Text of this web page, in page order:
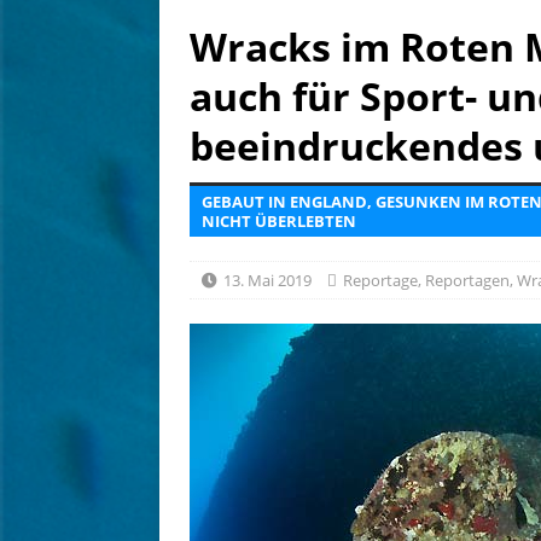
NEWS
[ 4. August 2026 ]
[ 3. August 2026 ]
Ins
Wracks im Roten
auch für Sport-
beeindruckendes
GEBAUT IN ENGLAND, GESUNKEN IM
NICHT ÜBERLEBTEN
13. Mai 2019 Reportage, Reportagen,